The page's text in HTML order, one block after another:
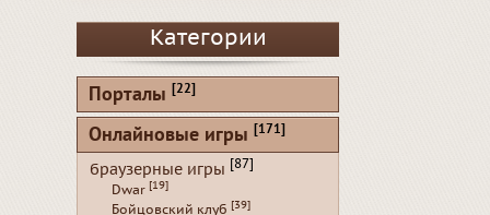
Категории
Порталы [22]
Онлайновые игры [171]
браузерные игры [87]
Dwar [19]
Бойцовский клуб [39]